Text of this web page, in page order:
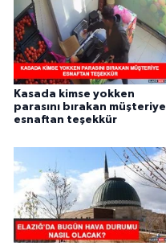
Kasada kimse yokken
parasını bırakan müşteriye
esnaftan teşekkür